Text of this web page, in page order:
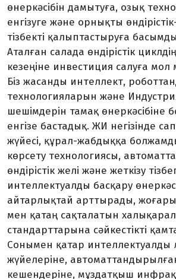
өнеркәсібін дамытуға, озық
енгізуге және орнықты
тізбекті қалыптастыруға
Аталған салада өндірістік
кезеңіне инвестиция салуға мол
Біз жасанды интеллект,
технологияларын және
шешімдерін тамақ өнеркәсібіне
енгізе бастадық. ЖИ негізінде
жүйесі, құрал-жаб­дыққа
көрсету технологиясы,
өндірістік желі және жеткізу
интеллектуалды басқару
айтарлықтай арттырады,
мен қатаң сақталатын
стандарттарына сәйкес­тікті
Сонымен қатар интеллектуалды
жүйелеріне,
кешендеріне, мұздатқыш